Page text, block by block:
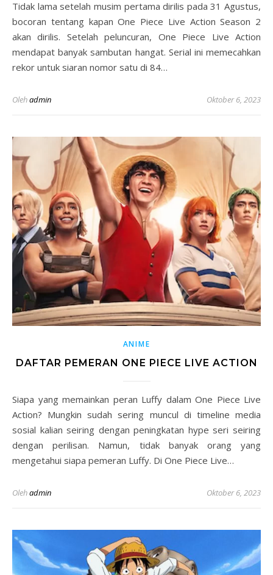
Tidak lama setelah musim pertama dirilis pada 31 Agustus,
bocoran tentang kapan One Piece Live Action Season 2
akan dirilis. Setelah peluncuran, One Piece Live Action
mendapat banyak sambutan hangat. Serial ini memecahkan
rekor untuk siaran nomor satu di 84…
Olehadmin Oktober 6, 2023
ANIME
DAFTAR PEMERAN ONE PIECE LIVE ACTION
Siapa yang memainkan peran Luffy dalam One Piece Live
Action? Mungkin sudah sering muncul di timeline media
sosial kalian seiring dengan peningkatan hype seri seiring
dengan perilisan. Namun, tidak banyak orang yang
mengetahui siapa pemeran Luffy. Di One Piece Live…
Olehadmin Oktober 6, 2023